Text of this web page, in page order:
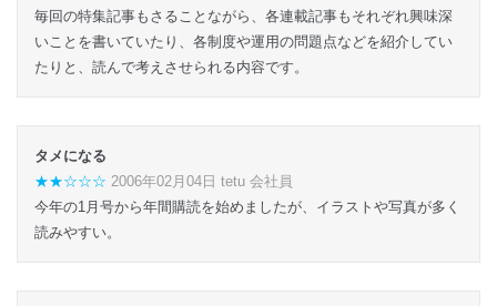
毎回の特集記事もさることながら、各連載記事もそれぞれ興味深
いことを書いていたり、各制度や運用の問題点などを紹介してい
たりと、読んで考えさせられる内容です。
タメになる
★★☆☆☆ 2006年02月04日 tetu 会社員
今年の1月号から年間購読を始めましたが、イラストや写真が多く
読みやすい。